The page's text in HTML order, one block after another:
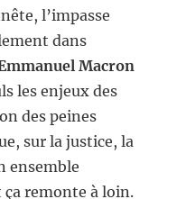
l’impasse
dans
Macron
les enjeux des
des peines
sur la justice, la
ensemble
ça remonte à loin.